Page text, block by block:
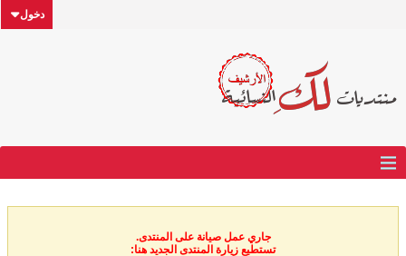
دخول
جاري عمل صيانة على المنتدى.
تستطيع زيارة المنتدى الجديد هنا: